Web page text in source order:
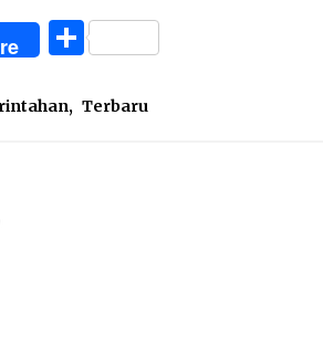
Share
, Terbaru